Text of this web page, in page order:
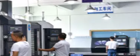
Español
Português